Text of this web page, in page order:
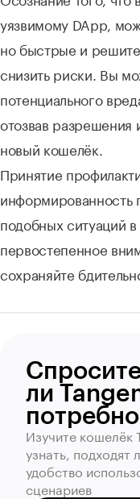
уязвимому DApp,
но быстрые и
снизить риски. Вы
потенциального
отозвав разрешения
новый кошелёк.
Принятие
информированность
подобных ситуаций
первостепенное
сохраняйте
ли
Изучите
узнать, подходят
удобство
сценариев